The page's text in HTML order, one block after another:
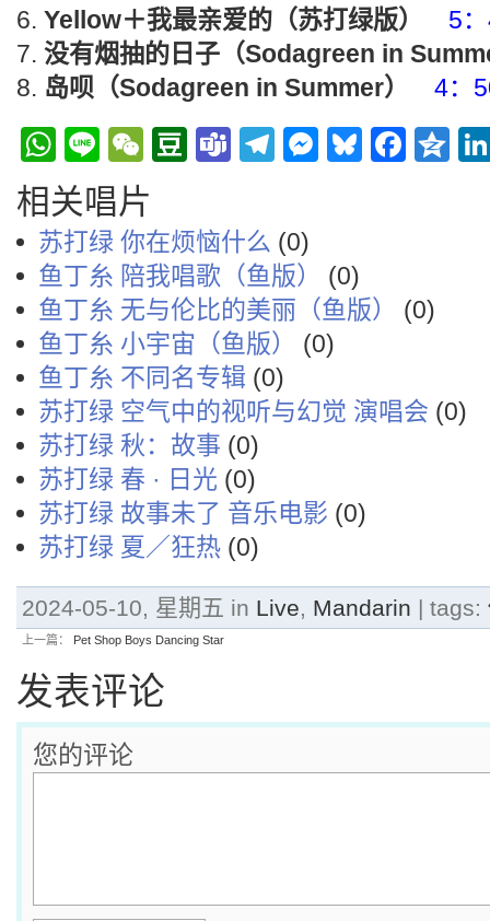
Yellow＋我最亲爱的（苏打绿版）
5
没有烟抽的日子（Sodagreen in
岛呗（Sodagreen in Summer）
4：
WhatsApp
LineWeChat
Douban
TeamsTelegramBluesky
相关唱片
苏打绿 你在烦恼什么 (0)
鱼丁糸 陪我唱歌（鱼版）
(0)
鱼丁糸 无与伦比的美丽（鱼版）
(0)
鱼丁糸 小宇宙（鱼版）
(0)
鱼丁糸 不同名专辑 (0)
苏打绿 空气中的视听与幻觉 演唱会 (0)
苏打绿 秋：故事 (0)
苏打绿 春 · 日光 (0)
苏打绿 故事未了 音乐电影 (0)
苏打绿 夏／狂热 (0)
2024-05-10, 星期五 in Live, Mandarin | tags:
上一篇： Pet Shop Boys Dancing Star
发表评论
您的评论